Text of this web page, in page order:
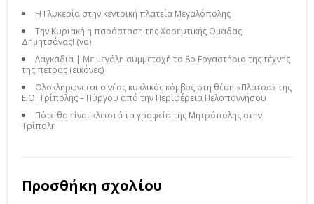
Η Γλυκερία στην κεντρική πλατεία Μεγαλόπολης
Την Κυριακή η παράσταση της Χορευτικής Ομάδας
Δημητσάνας! (vd)
Λαγκάδια | Με μεγάλη συμμετοχή το 8ο Εργαστήριο της τέχνης
της πέτρας (εικόνες)
Ολοκληρώνεται ο νέος κυκλικός κόμβος στη θέση «Πλάτσα» της
Ε.Ο. Τρίπολης – Πύργου από την Περιφέρεια Πελοποννήσου
Πότε θα είναι κλειστά τα γραφεία της Μητρόπολης στην
Τρίπολη
Προσθήκη σχολίου